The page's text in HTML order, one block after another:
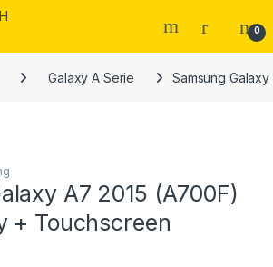
0
Galaxy A Serie Samsung
A7 2015 (A700F)
+ Touchscreen